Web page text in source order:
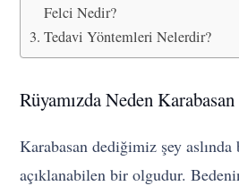
Felci Nedir?
Tedavi Yöntemleri Nelerdir?
Rüyamızda Neden
Karabasan dediğimiz şey
açıklanabilen bir olgudur.